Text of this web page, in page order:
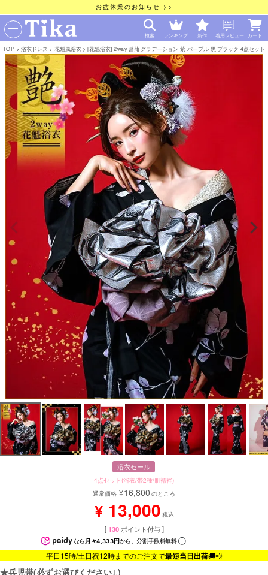
お盆休業のお知らせ >>
検索 ランキング 新作 着用レビュー カート
TOP 浴衣ドレス 花魁風浴衣 [花魁浴衣] 2way 菖蒲 グラデーション 紫 パープル 黒 ブラック 4点セッ
浴衣セール
4点セット(浴衣/帯2種/肌襦袢)
通常価格 ¥16,800のところ
¥ 13,000 税込
[ 130 ポイント付与 ]
なら月々4,333円から。分割手数料無料
平日15時/土日祝12時までのご注文で最短当日出荷🚚💨
★兵児帯(必ずお選びください↓)